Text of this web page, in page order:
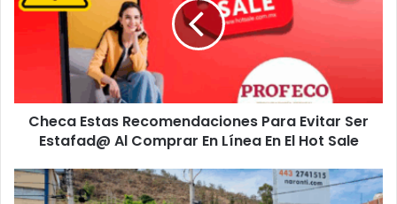
Para
Estafad@
Comprar
Línea
El
Hot
Checa Estas Recomendaciones Para Evitar Ser
Estafad@ Al Comprar En Línea En El Hot Sale
Crónica:
Megabloqueo